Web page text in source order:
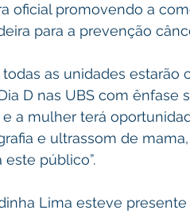
oficial promovendo a
para a prevenção
as unidades
D nas UBS com ênfase
a mulher terá
e ultrassom de
público”.
Lima esteve